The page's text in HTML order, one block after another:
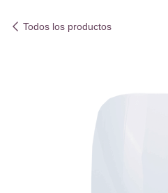
Todos los productos